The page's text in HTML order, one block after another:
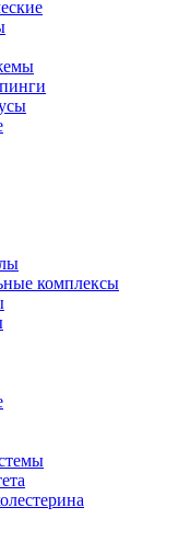
комплексы